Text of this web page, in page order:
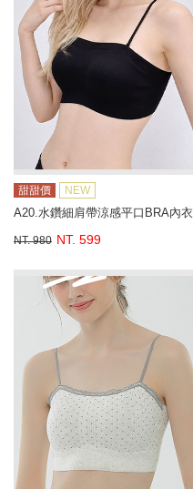
甜甜價 NEW
A20.水鑽細肩帶涼感平口BRA內衣
NT. 980 NT. 599